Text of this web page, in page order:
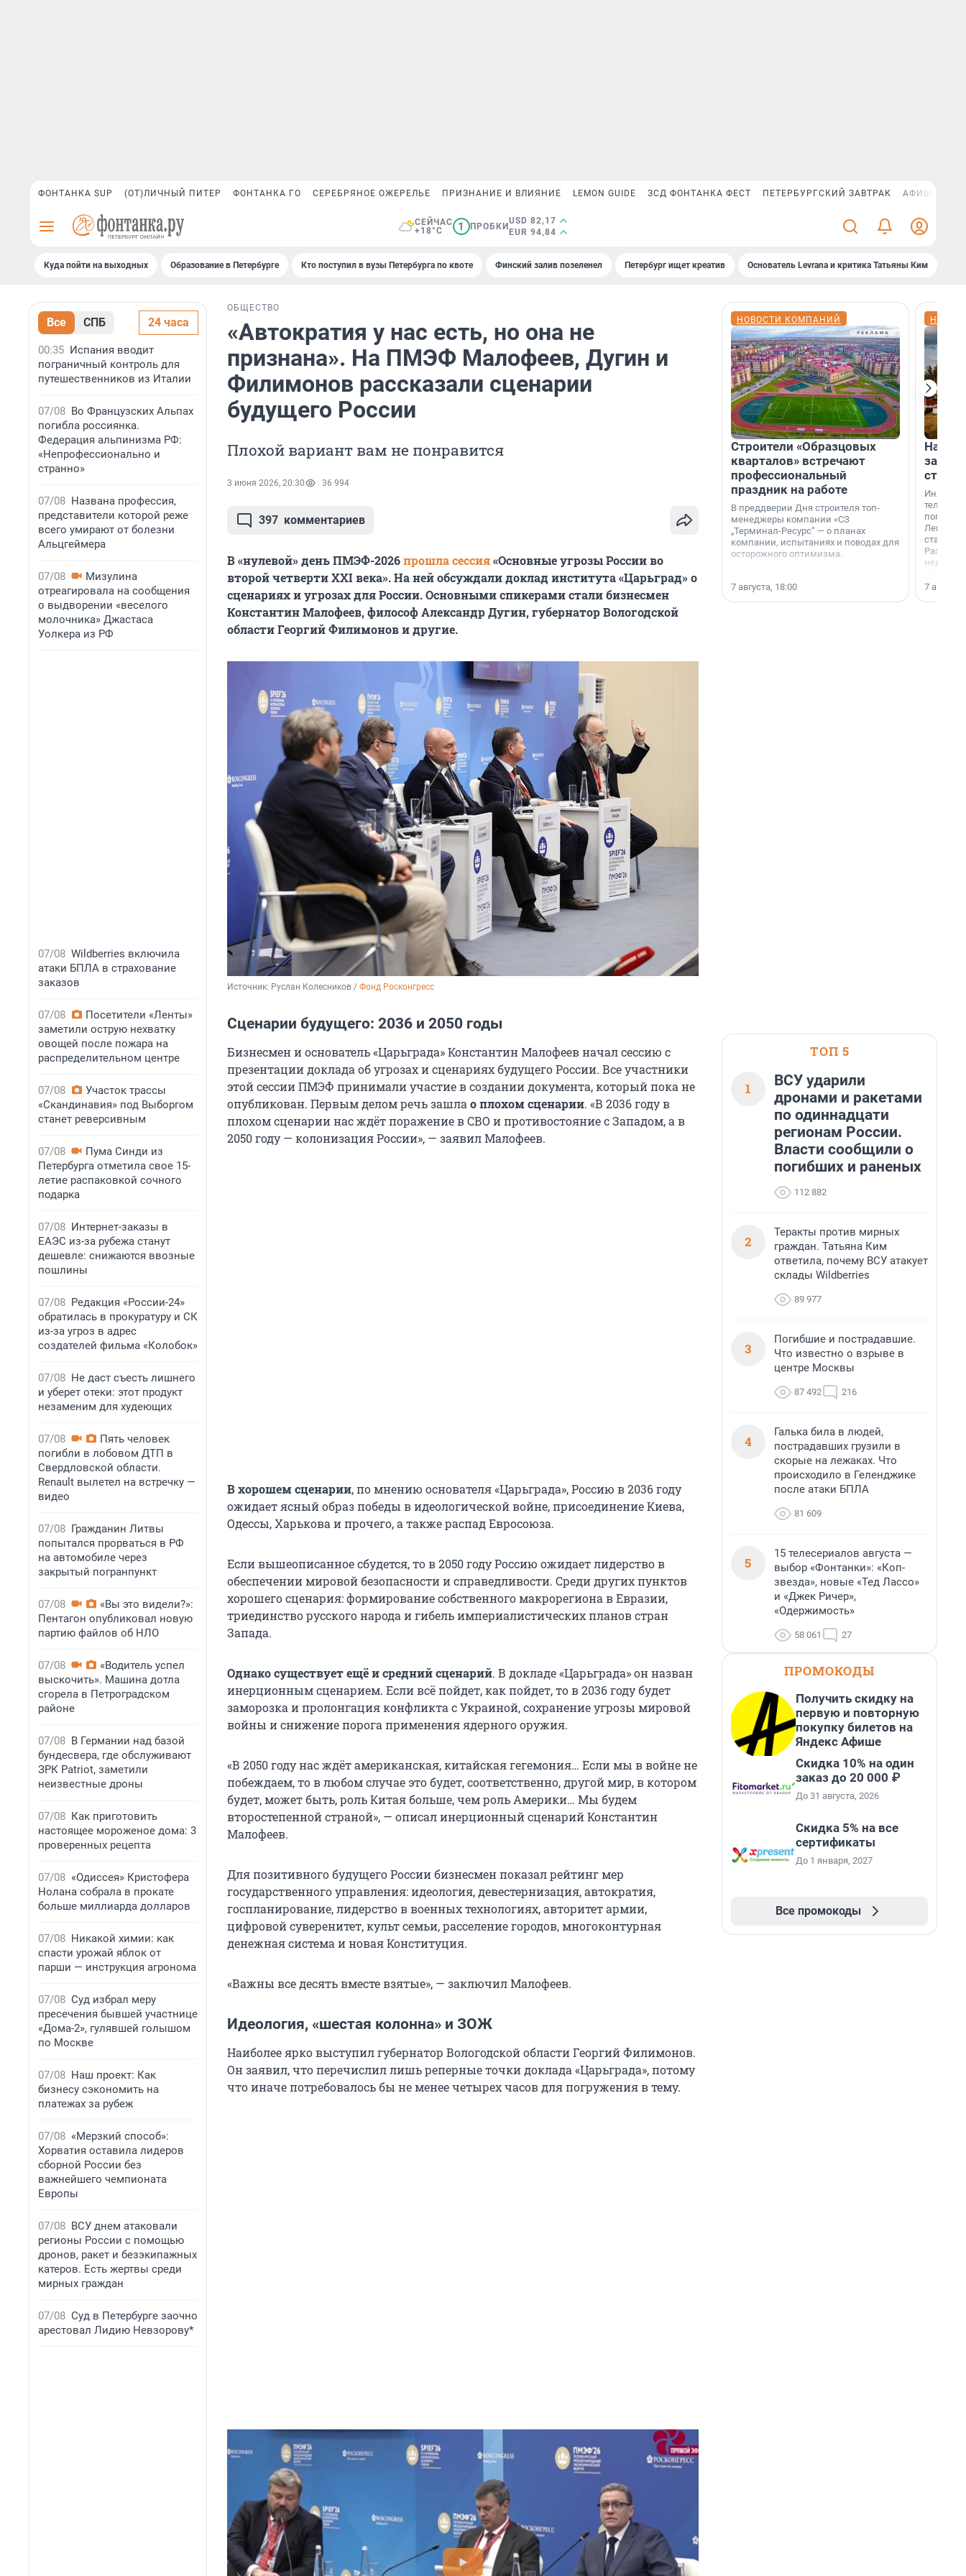
ФОНТАНКА SUP (ОТ)ЛИЧНЫЙ ПИТЕР ФОНТАНКА ГО СЕРЕБРЯНОЕ ОЖЕРЕЛЬЕ ПРИЗНАНИЕ И ВЛИЯНИЕ LEMON GUIDE ЗСД ФОНТАНКА ФЕСТ ПЕТЕРБУРГСКИЙ ЗАВТРАК АФИША PLUS
СЕЙЧАС
+18°C
1 ПРОБКИ
USD 82,17
EUR 94,84
Куда пойти на выходных Образование в Петербурге Кто поступил в вузы Петербурга по квоте Финский залив позеленел Петербург ищет креатив Основатель Levrana и критика Татьяны Ким
Все СПБ 24 часа
00:35 Испания вводит
пограничный контроль для
путешественников из Италии
07/08 Во Французских Альпах
погибла россиянка.
Федерация альпинизма РФ:
«Непрофессионально и
странно»
07/08 Названа профессия,
представители которой реже
всего умирают от болезни
Альцгеймера
07/08
Мизулина
отреагировала на сообщения
о выдворении «веселого
молочника» Джастаса
Уолкера из РФ
07/08 Wildberries включила
атаки БПЛА в страхование
заказов
07/08
Посетители «Ленты»
заметили острую нехватку
овощей после пожара на
распределительном центре
07/08
Участок трассы
«Скандинавия» под Выборгом
станет реверсивным
07/08
Пума Синди из
Петербурга отметила свое 15-
летие распаковкой сочного
подарка
07/08 Интернет-заказы в
ЕАЭС из-за рубежа станут
дешевле: снижаются ввозные
пошлины
07/08 Редакция «России-24»
обратилась в прокуратуру и СК
из-за угроз в адрес
создателей фильма «Колобок»
07/08 Не даст съесть лишнего
и уберет отеки: этот продукт
незаменим для худеющих
07/08
Пять человек
погибли в лобовом ДТП в
Свердловской области.
Renault вылетел на встречку —
видео
07/08 Гражданин Литвы
попытался прорваться в РФ
на автомобиле через
закрытый погранпункт
07/08
«Вы это видели?»:
Пентагон опубликовал новую
партию файлов об НЛО
07/08
«Водитель успел
выскочить». Машина дотла
сгорела в Петроградском
районе
07/08 В Германии над базой
бундесвера, где обслуживают
ЗРК Patriot, заметили
неизвестные дроны
07/08 Как приготовить
настоящее мороженое дома: 3
проверенных рецепта
07/08 «Одиссея» Кристофера
Нолана собрала в прокате
больше миллиарда долларов
07/08 Никакой химии: как
спасти урожай яблок от
парши — инструкция агронома
07/08 Суд избрал меру
пресечения бывшей участнице
«Дома-2», гулявшей голышом
по Москве
07/08 Наш проект: Как
бизнесу сэкономить на
платежах за рубеж
07/08 «Мерзкий способ»:
Хорватия оставила лидеров
сборной России без
важнейшего чемпионата
Европы
07/08 ВСУ днем атаковали
регионы России с помощью
дронов, ракет и безэкипажных
катеров. Есть жертвы среди
мирных граждан
07/08 Суд в Петербурге заочно
арестовал Лидию Невзорову*
ОБЩЕСТВО
«Автократия у нас есть, но она не
признана». На ПМЭФ Малофеев, Дугин и
Филимонов рассказали сценарии
будущего России
Плохой вариант вам не понравится
3 июня 2026, 20:30 36 994
397 комментариев
В «нулевой» день ПМЭФ-2026прошла сессия«Основные угрозы России во
второй четверти XXI века». На ней обсуждали доклад института «Царьград» о
сценариях и угрозах для России. Основными спикерами стали бизнесмен
Константин Малофеев, философ Александр Дугин, губернатор Вологодской
области Георгий Филимонов и другие.
Источник: Руслан Колесников / Фонд Росконгресс
Сценарии будущего: 2036 и 2050 годы
Бизнесмен и основатель «Царьграда» Константин Малофеев начал сессию с
презентации доклада об угрозах и сценариях будущего России. Все участники
этой сессии ПМЭФ принимали участие в создании документа, который пока не
опубликован. Первым делом речь зашла о плохом сценарии. «В 2036 году в
плохом сценарии нас ждёт поражение в СВО и противостояние с Западом, а в
2050 году — колонизация России», — заявил Малофеев.
В хорошем сценарии, по мнению основателя «Царьграда», Россию в 2036 году
ожидает ясный образ победы в идеологической войне, присоединение Киева,
Одессы, Харькова и прочего, а также распад Евросоюза.
Если вышеописанное сбудется, то в 2050 году Россию ожидает лидерство в
обеспечении мировой безопасности и справедливости. Среди других пунктов
хорошего сценария: формирование собственного макрорегиона в Евразии,
триединство русского народа и гибель империалистических планов стран
Запада.
Однако существует ещё и средний сценарий. В докладе «Царьграда» он назван
инерционным сценарием. Если всё пойдет, как пойдет, то в 2036 году будет
заморозка и пролонгация конфликта с Украиной, сохранение угрозы мировой
войны и снижение порога применения ядерного оружия.
«В 2050 году нас ждёт американская, китайская гегемония… Если мы в войне не
побеждаем, то в любом случае это будет, соответственно, другой мир, в котором
будет, может быть, роль Китая больше, чем роль Америки… Мы будем
второстепенной страной», — описал инерционный сценарий Константин
Малофеев.
Для позитивного будущего России бизнесмен показал рейтинг мер
государственного управления: идеология, девестернизация, автократия,
госпланирование, лидерство в военных технологиях, авторитет армии,
цифровой суверенитет, культ семьи, расселение городов, многоконтурная
денежная система и новая Конституция.
«Важны все десять вместе взятые», — заключил Малофеев.
Идеология, «шестая колонна» и ЗОЖ
Наиболее ярко выступил губернатор Вологодской области Георгий Филимонов.
Он заявил, что перечислил лишь реперные точки доклада «Царьграда», потому
что иначе потребовалось бы не менее четырех часов для погружения в тему.
НОВОСТИ КОМПАНИЙ
Строители «Образцовых
кварталов» встречают
профессиональный
праздник на работе
В преддверии Дня строителя топ-
менеджеры компании «СЗ
„Терминал-Ресурс“ — о планах
компании, испытаниях и поводах для
осторожного оптимизма.
7 августа, 18:00
На
станции
7
ТОП 5
1
ВСУ ударили
дронами и ракетами
по одиннадцати
регионам России.
Власти сообщили о
погибших и раненых
112 882
2
Теракты против мирных
граждан. Татьяна Ким
ответила, почему ВСУ атакует
склады Wildberries
89 977
3
Погибшие и пострадавшие.
Что известно о взрыве в
центре Москвы
87 492 216
4
Галька била в людей,
пострадавших грузили в
скорые на лежаках. Что
происходило в Геленджике
после атаки БПЛА
81 609
5
15 телесериалов августа —
выбор «Фонтанки»: «Коп-
звезда», новые «Тед Лассо»
и «Джек Ричер»,
«Одержимость»
58 061 27
ПРОМОКОДЫ
Получить скидку на
первую и повторную
покупку билетов на
Яндекс Афише
Скидка 10% на один
заказ до 20 000 ₽
До 31 августа, 2026
Скидка 5% на все
сертификаты
До 1 января, 2027
Все промокоды